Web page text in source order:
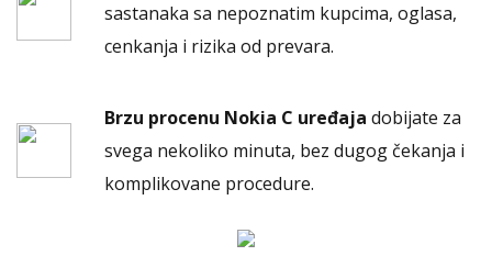
sastanaka sa nepoznatim kupcima, oglasa,
cenkanja i rizika od prevara.
Brzu procenu Nokia C uređaja dobijate za
svega nekoliko minuta, bez dugog čekanja i
komplikovane procedure.